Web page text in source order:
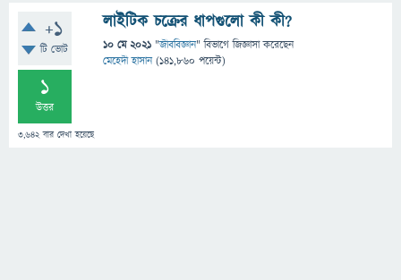
+1
টি ভোট
1
উত্তর
3,642বার দেখা হয়েছে
লাইটিক চক্রের ধাপগুলো কী কী?
10 মে 2021 "জীববিজ্ঞান" বিভাগে জিজ্ঞাসাকরেছেন
মেহেদী হাসান (141,860 পয়েন্ট)